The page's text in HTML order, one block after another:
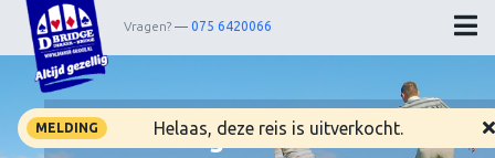
Vragen? 075 6420066
MELDING Helaas, deze reis is uitverkocht.
Dekker Bridge